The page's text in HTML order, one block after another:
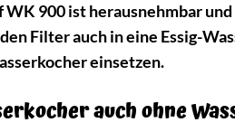
900 ist herausnehmbar
Filter auch in eine Essig-
einsetzen.
auch ohne